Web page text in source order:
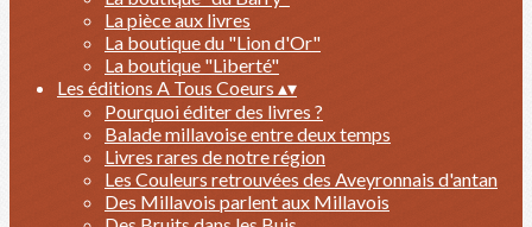
La pièce aux livres
La boutique du "Lion d'Or"
La boutique "Liberté"
Les éditions A Tous Coeurs ▴▾
Pourquoi éditer des livres ?
Balade millavoise entre deux temps
Livres rares de notre région
Les Couleurs retrouvées des Aveyronnais d'antan
Des Millavois parlent aux Millavois